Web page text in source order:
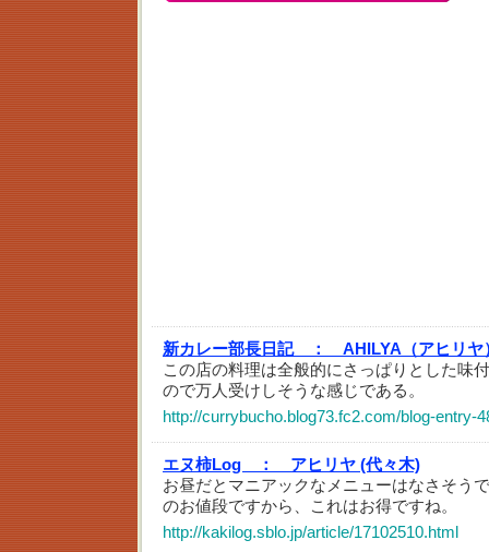
新カレー部長日記 ：
AHILYA（アヒリ
この店の料理は全般的にさっぱりとした味
ので万人受けしそうな感じである。
http://currybucho.blog73.fc2.com/blog-entry-
エヌ柿Log ：
アヒリヤ (代々木)
お昼だとマニアックなメニューはなさそう
のお値段ですから、これはお得ですね。
http://kakilog.sblo.jp/article/17102510.html